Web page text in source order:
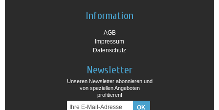
Information
AGB
Impressum
Datenschutz
Newsletter
Unseren Newsletter abonnieren und
von speziellen Angeboten
profitieren!